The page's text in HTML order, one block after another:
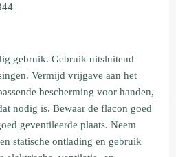
gebruik. Gebruik uitsluitend
Vermijd vrijgave aan het
bescherming voor handen,
nodig is. Bewaar de flacon goed
geventileerde plaats. Neem
statische ontlading en gebruik